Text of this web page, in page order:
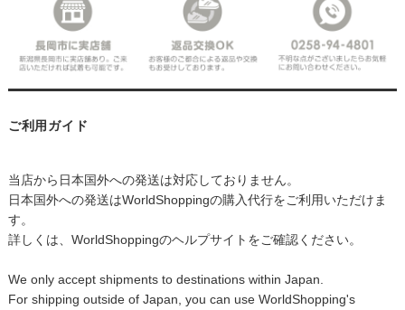
ご利用ガイド
当店から日本国外への発送は対応しておりません。
日本国外への発送はWorldShoppingの購入代行をご利用いただけま
す。
詳しくは、WorldShoppingのヘルプサイトをご確認ください。
We only accept shipments to destinations within Japan.
For shipping outside of Japan, you can use WorldShopping's